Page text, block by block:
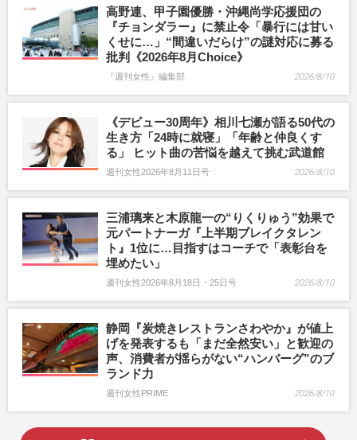
高野連、甲子園優勝・沖縄尚学応援団の
『チョンダラー』に禁止令「暴行には甘い
くせに…」“間違いだらけ”の謎対応に募る
批判《2026年8月Choice》
『週刊女性』編集部 2026/8/10
《デビュー30周年》相川七瀬が語る50代の
生き方「24時に就寝」「年齢と仲良くす
る」 ヒット曲の苦悩を越えて挑む武道館
週刊女性2026年8月11日号 2026/8/10
三浦璃来と木原龍一の“りくりゅう”効果で
元パートナーガ『上半期ブレイクタレン
ト』1位に…目指すはコーチで「表彰台を
埋めたい」
週刊女性2026年8月18日・25日号 2026/8/10
静岡『炭焼きレストランさわやか』が値上
げを発表するも「まだ全然安い」と歓迎の
声、消費者が揺らがない“ハンバーグ”のブ
ランド力
週刊女性PRIME 2026/8/10